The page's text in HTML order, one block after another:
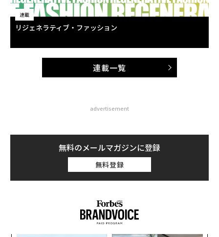
連載
リジェネラティブ・ファッション
連載一覧
advertisement
無料のメールマガジンに登録
無料登録